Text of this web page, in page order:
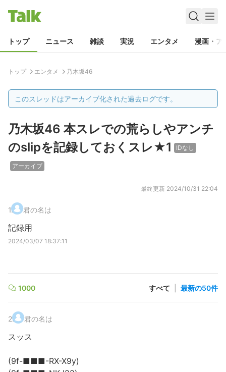
トップ ニュース 雑談 実況 エンタメ 漫画・ア
トップ エンタメ 乃木坂46
このスレッドはアーカイブ化された過去ログです。
乃木坂46 本スレでの荒らしやアンチ
のslipを記録しておくスレ★1
IDなし
アーカイブ
最終更新 2024/10/31 22:04
1. 君の名は
記録用
2024/03/07 18:37:11
1000 すべて 最新の50件
2. 君の名は
スッス
(9f-■■■-RX-X9y)